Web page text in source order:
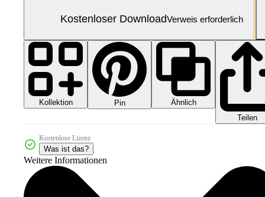
Kostenloser DownloadVerweis erforderlich
Kollektion Pin
Ähnlich
Teilen
Kostenlose Lizenz
Was ist das?
Weitere Informationen